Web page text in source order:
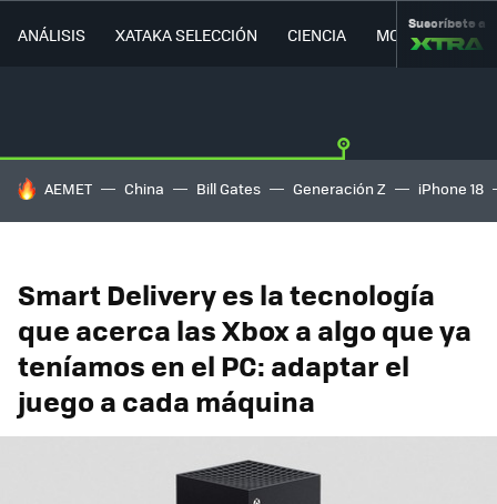
ANÁLISIS XATAKA SELECCIÓN CIENCIA MOVILIDAD
Suscríbete a
HOY SE HABLA DE
AEMET China Bill Gates Generación Z iPhone 18
Smart Delivery es la tecnología
que acerca las Xbox a algo que ya
teníamos en el PC: adaptar el
juego a cada máquina